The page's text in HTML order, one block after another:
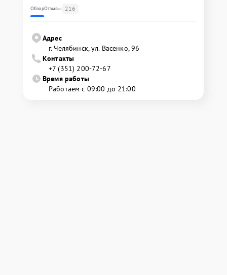
ОбзорОтзывы 216
Адрес
г. Челябинск, ул. Васенко, 96
Контакты
+7 (351) 200-72-67
Время работы
Работаем с 09:00 до 21:00